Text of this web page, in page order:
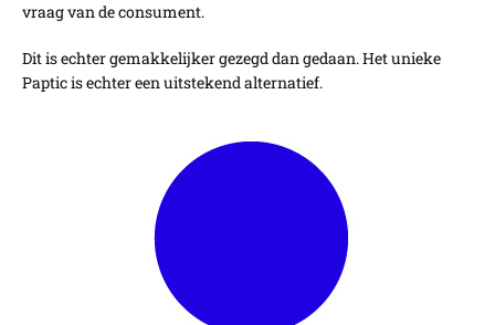
vraag van de consument.
Dit is echter gemakkelijker gezegd dan gedaan. Het unieke
Paptic is echter een uitstekend alternatief.